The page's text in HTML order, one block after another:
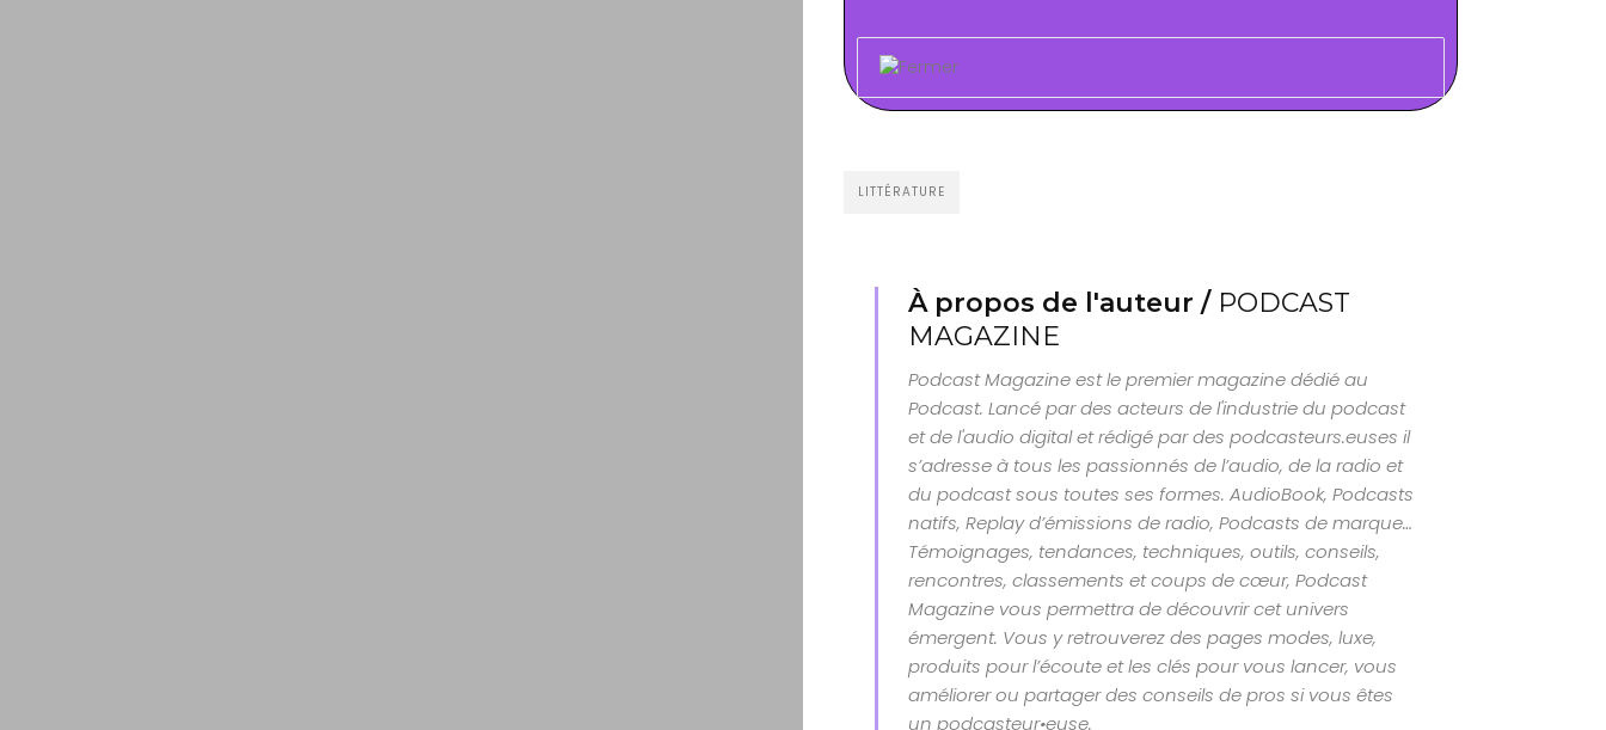
LITTÉRATURE
À propos de l'auteur / PODCAST
MAGAZINE
Podcast Magazine est le premier magazine dédié au
Podcast. Lancé par des acteurs de l'industrie du podcast
et de l'audio digital et rédigé par des podcasteurs.euses il
s’adresse à tous les passionnés de l’audio, de la radio et
du podcast sous toutes ses formes. AudioBook, Podcasts
natifs, Replay d’émissions de radio, Podcasts de marque…
Témoignages, tendances, techniques, outils, conseils,
rencontres, classements et coups de cœur, Podcast
Magazine vous permettra de découvrir cet univers
émergent. Vous y retrouverez des pages modes, luxe,
produits pour l’écoute et les clés pour vous lancer, vous
améliorer ou partager des conseils de pros si vous êtes
un podcasteur•euse.